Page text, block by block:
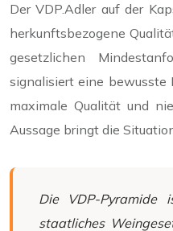
Der VDP.Adler auf der
herkunftsbezogene
gesetzlichen
signalisiert eine bewusste
maximale Qualität und
Aussage bringt die
Die VDP-Pyramide
staatliches